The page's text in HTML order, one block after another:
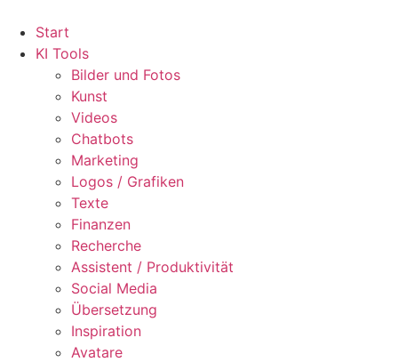
Start
KI Tools
Bilder und Fotos
Kunst
Videos
Chatbots
Marketing
Logos / Grafiken
Texte
Finanzen
Recherche
Assistent / Produktivität
Social Media
Übersetzung
Inspiration
Avatare